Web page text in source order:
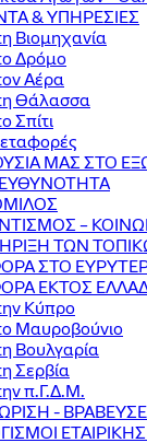
& YΠΗΡΕΣΙΕΣ
Βιομηχανία
Δρόμο
Αέρα
Θάλασσα
Σπίτι
ΜΑΣ ΣΤΟ
–
ΤΩΝ
ΣΤΟ
ΕΚΤΟΣ
Κύπρο
Μαυροβούνιο
Βουλγαρία
Σερβία
π.Γ.Δ.Μ.
-